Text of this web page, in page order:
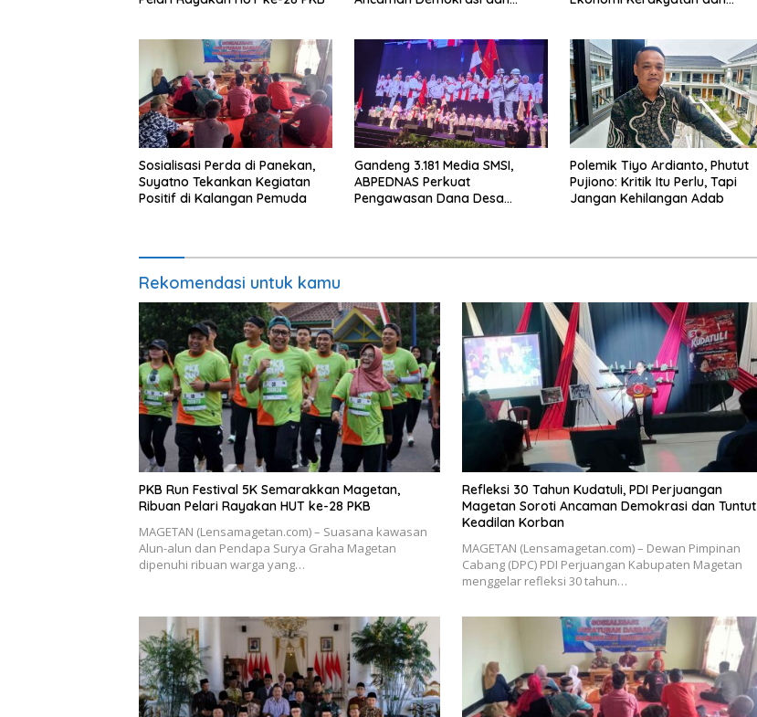
Sosialisasi Perda di Panekan,
Suyatno Tekankan Kegiatan
Positif di Kalangan Pemuda
Gandeng 3.181 Media SMSI,
ABPEDNAS Perkuat
Pengawasan Dana Desa
Polemik Tiyo Ardianto, Phutut
Pujiono: Kritik Itu Perlu, Tapi
Jangan Kehilangan Adab
Rekomendasi untuk kamu
PKB Run Festival 5K Semarakkan Magetan,
Ribuan Pelari Rayakan HUT ke-28 PKB
MAGETAN (Lensamagetan.com) – Suasana kawasan
Alun-alun dan Pendapa Surya Graha Magetan
dipenuhi ribuan warga yang…
Refleksi 30 Tahun Kudatuli, PDI Perjuangan
Magetan Soroti Ancaman Demokrasi dan Tuntut
Keadilan Korban
MAGETAN (Lensamagetan.com) – Dewan Pimpinan
Cabang (DPC) PDI Perjuangan Kabupaten Magetan
menggelar refleksi 30 tahun…